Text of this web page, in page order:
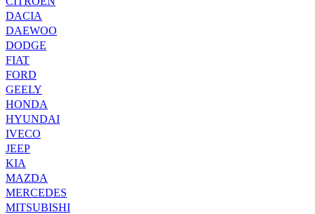
DACIA
DAEWOO
DODGE
FIAT
FORD
GEELY
HONDA
HYUNDAI
IVECO
JEEP
KIA
MAZDA
MERCEDES
MITSUBISHI